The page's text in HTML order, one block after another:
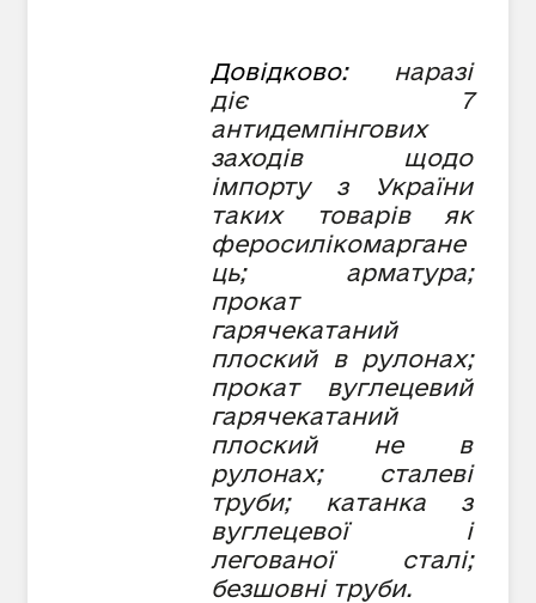
Довідково: наразі
діє 7
антидемпінгових
заходів щодо
імпорту з України
таких товарів як
феросилікомаргане
ць; арматура;
прокат
гарячекатаний
плоский в рулонах;
прокат вуглецевий
гарячекатаний
плоский не в
рулонах; сталеві
труби; катанка з
вуглецевої і
легованої сталі;
безшовні труби.